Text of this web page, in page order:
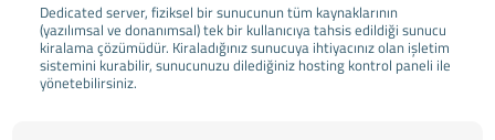
Dedicated server, fiziksel bir sunucunun tüm kaynaklarının
(yazılımsal ve donanımsal) tek bir kullanıcıya tahsis edildiği sunucu
kiralama çözümüdür. Kiraladığınız sunucuya ihtiyacınız olan işletim
sistemini kurabilir, sunucunuzu dilediğiniz hosting kontrol paneli ile
yönetebilirsiniz.